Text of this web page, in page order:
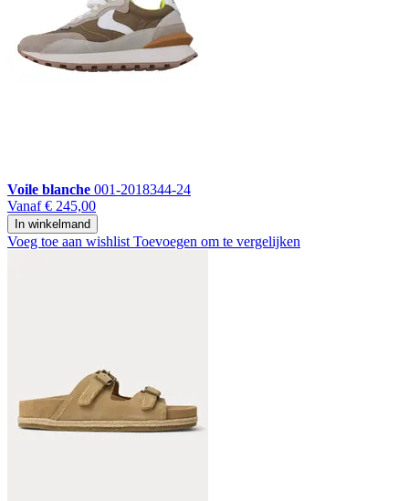
Voile blanche 001-2018344-24
Vanaf € 245,00
In winkelmand
Voeg toe aan wishlist Toevoegen om te vergelijken